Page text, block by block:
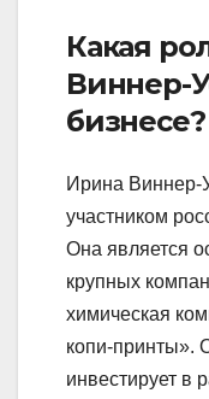
Какая
Виннер-
бизнесе?
Ирина Виннер-
участником
Она является
крупных
химическая
копи-принты».
инвестирует в